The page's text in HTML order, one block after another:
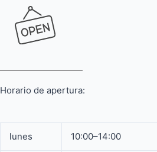
Horario de apertura:
lunes 10:00–14:00